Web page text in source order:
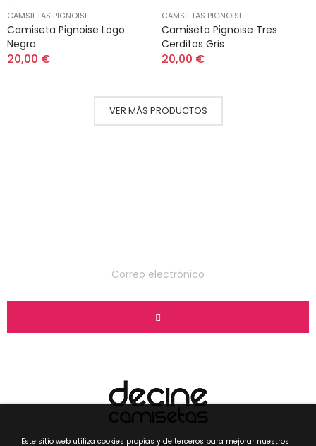
CAMSIETAS PIGNOISE
Camiseta Pignoise Logo
Negra
20,00 €
CAMSIETAS PIGNOISE
Camiseta Pignoise Tres
Cerditos Gris
20,00 €
VER MÁS PRODUCTOS
Este sitio web utiliza cookies propias y de terceros para mejorar nuestros